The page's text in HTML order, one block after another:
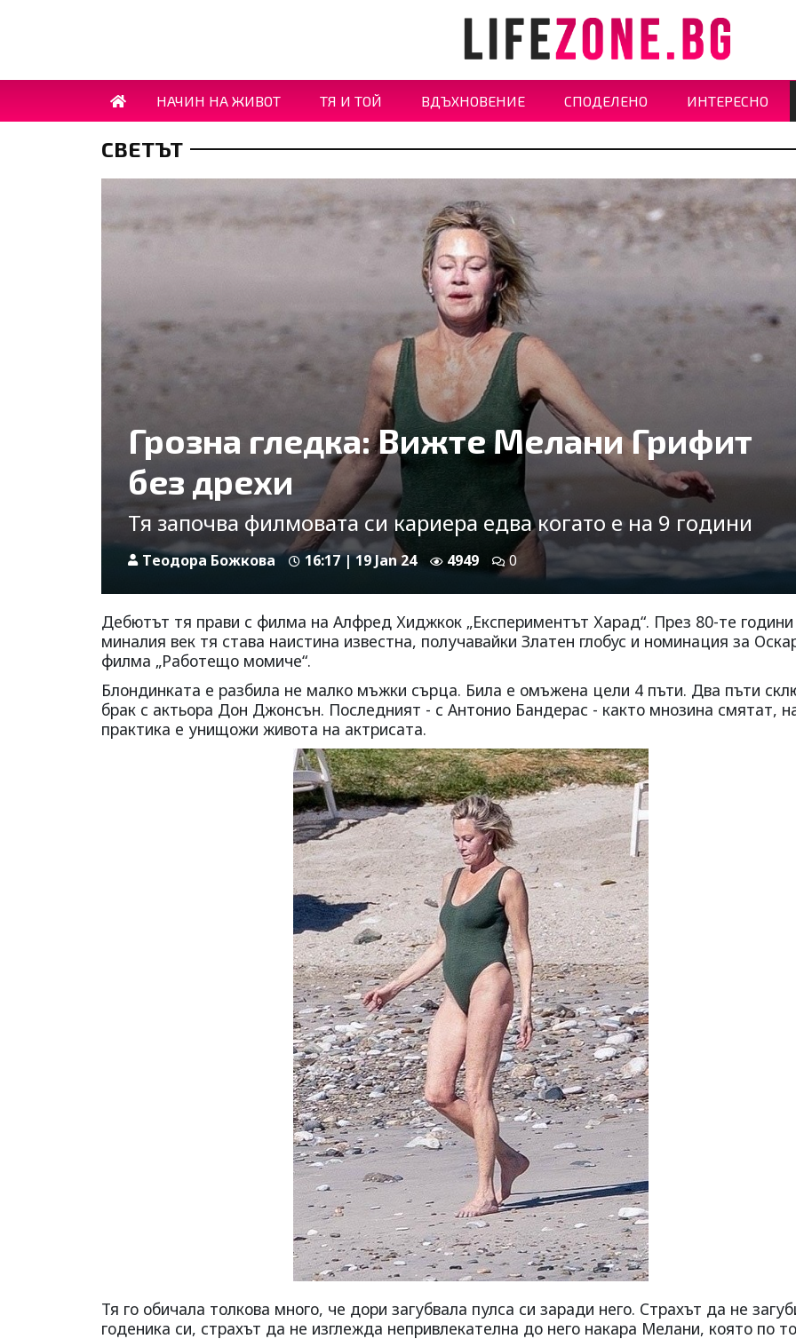
НАЧИН НА ЖИВОТ ТЯ И ТОЙ ВДЪХНОВЕНИЕ СПОДЕЛЕНО ИНТЕРЕСНО
СВЕТЪТ
Грозна гледка: Вижте Мелани Грифит
без дрехи
Тя започва филмовата си кариера едва когато е на 9 години
Tеодора Божкова 16:17 | 19 Jan 24 4949 0
Дебютът тя прави с филма на Алфред Хиджкок „Експериментът Харад“. През 80-те години
миналия век тя става наистина известна, получавайки Златен глобус и номинация за
филма „Работещо момиче“.
Блондинката е разбила не малко мъжки сърца. Била е омъжена цели 4 пъти. Два пъти
брак с актьора Дон Джонсън. Последният - с Антонио Бандерас - както мнозина смятат,
практика е унищожи живота на актрисата.
Тя го обичала толкова много, че дори загубвала пулса си заради него. Страхът да не
годеника си, страхът да не изглежда непривлекателна до него накара Мелани, която по